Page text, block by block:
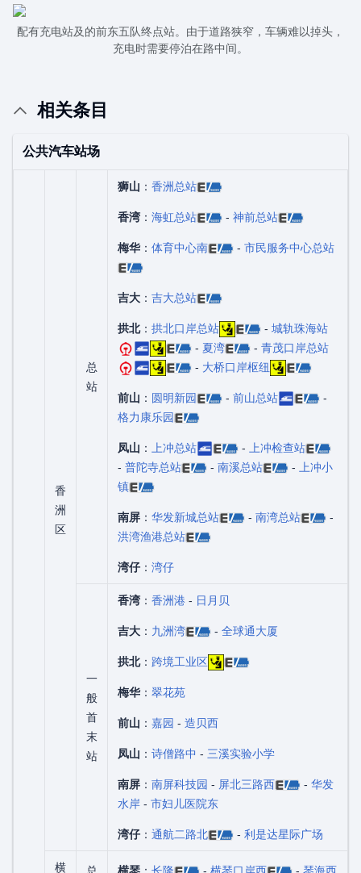
配有充电站及的前东五队终点站。由于道路狭窄，车辆难以掉头，
充电时需要停泊在路中间。
相关条目
公共汽车站场
香
洲
区
总
站
狮山 ： 香洲总站
香湾 ： 海虹总站 - 神前总站
梅华： 体育中心南 - 市民服务中心总站
吉大 ： 吉大总站
拱北： 拱北口岸总站 - 城轨珠海站
- 夏湾 - 青茂口岸总站
- 大桥口岸枢纽
前山 ： 圆明新园 - 前山总站
-
格力康乐园
凤山 ： 上冲总站 -
上冲检查站
- 普陀寺总站 - 南溪总站 -
上冲小
镇
南屏 ： 华发新城总站 - 南湾总站
-
洪湾渔港总站
湾仔 ： 湾仔
一
般
首
末
站
香湾 ： 香洲港 - 日月贝
吉大 ： 九洲湾 - 全球通大厦
拱北： 跨境工业区
梅华： 翠花苑
前山 ： 嘉园 - 造贝西
凤山 ： 诗僧路中 - 三溪实验小学
南屏 ： 南屏科技园 - 屏北三路西 - 华发
水岸 - 市妇儿医院东
湾仔 ： 通航二路北 - 利是达星际广场
横